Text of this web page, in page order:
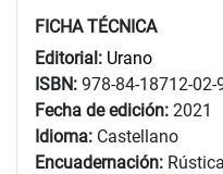
FICHA TÉCNICA
Editorial: Urano
ISBN: 978-84-18712-02-
Fecha de edición: 2021
Idioma: Castellano
Encuadernación: Rústica